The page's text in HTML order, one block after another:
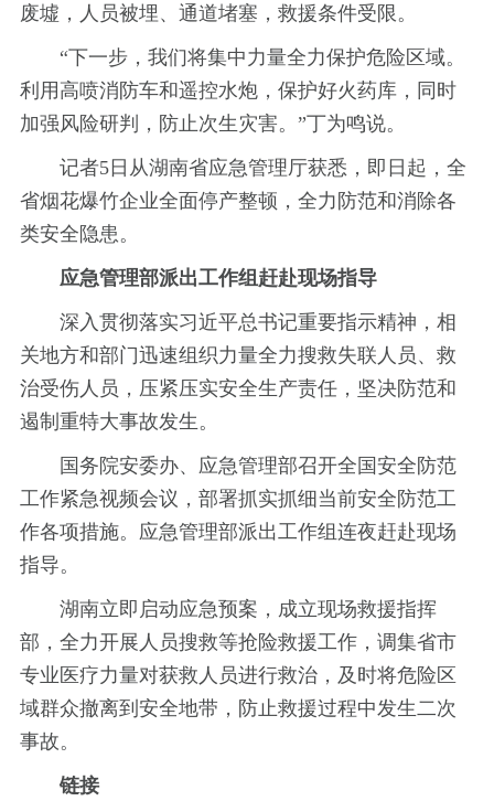
废墟，人员被埋、通道堵塞，救援条件受限。
“下一步，我们将集中力量全力保护危险区域。
利用高喷消防车和遥控水炮，保护好火药库，同时
加强风险研判，防止次生灾害。”丁为鸣说。
记者5日从湖南省应急管理厅获悉，即日起，全
省烟花爆竹企业全面停产整顿，全力防范和消除各
类安全隐患。
应急管理部派出工作组赶赴现场指导
深入贯彻落实习近平总书记重要指示精神，相
关地方和部门迅速组织力量全力搜救失联人员、救
治受伤人员，压紧压实安全生产责任，坚决防范和
遏制重特大事故发生。
国务院安委办、应急管理部召开全国安全防范
工作紧急视频会议，部署抓实抓细当前安全防范工
作各项措施。应急管理部派出工作组连夜赶赴现场
指导。
湖南立即启动应急预案，成立现场救援指挥
部，全力开展人员搜救等抢险救援工作，调集省市
专业医疗力量对获救人员进行救治，及时将危险区
域群众撤离到安全地带，防止救援过程中发生二次
事故。
链接